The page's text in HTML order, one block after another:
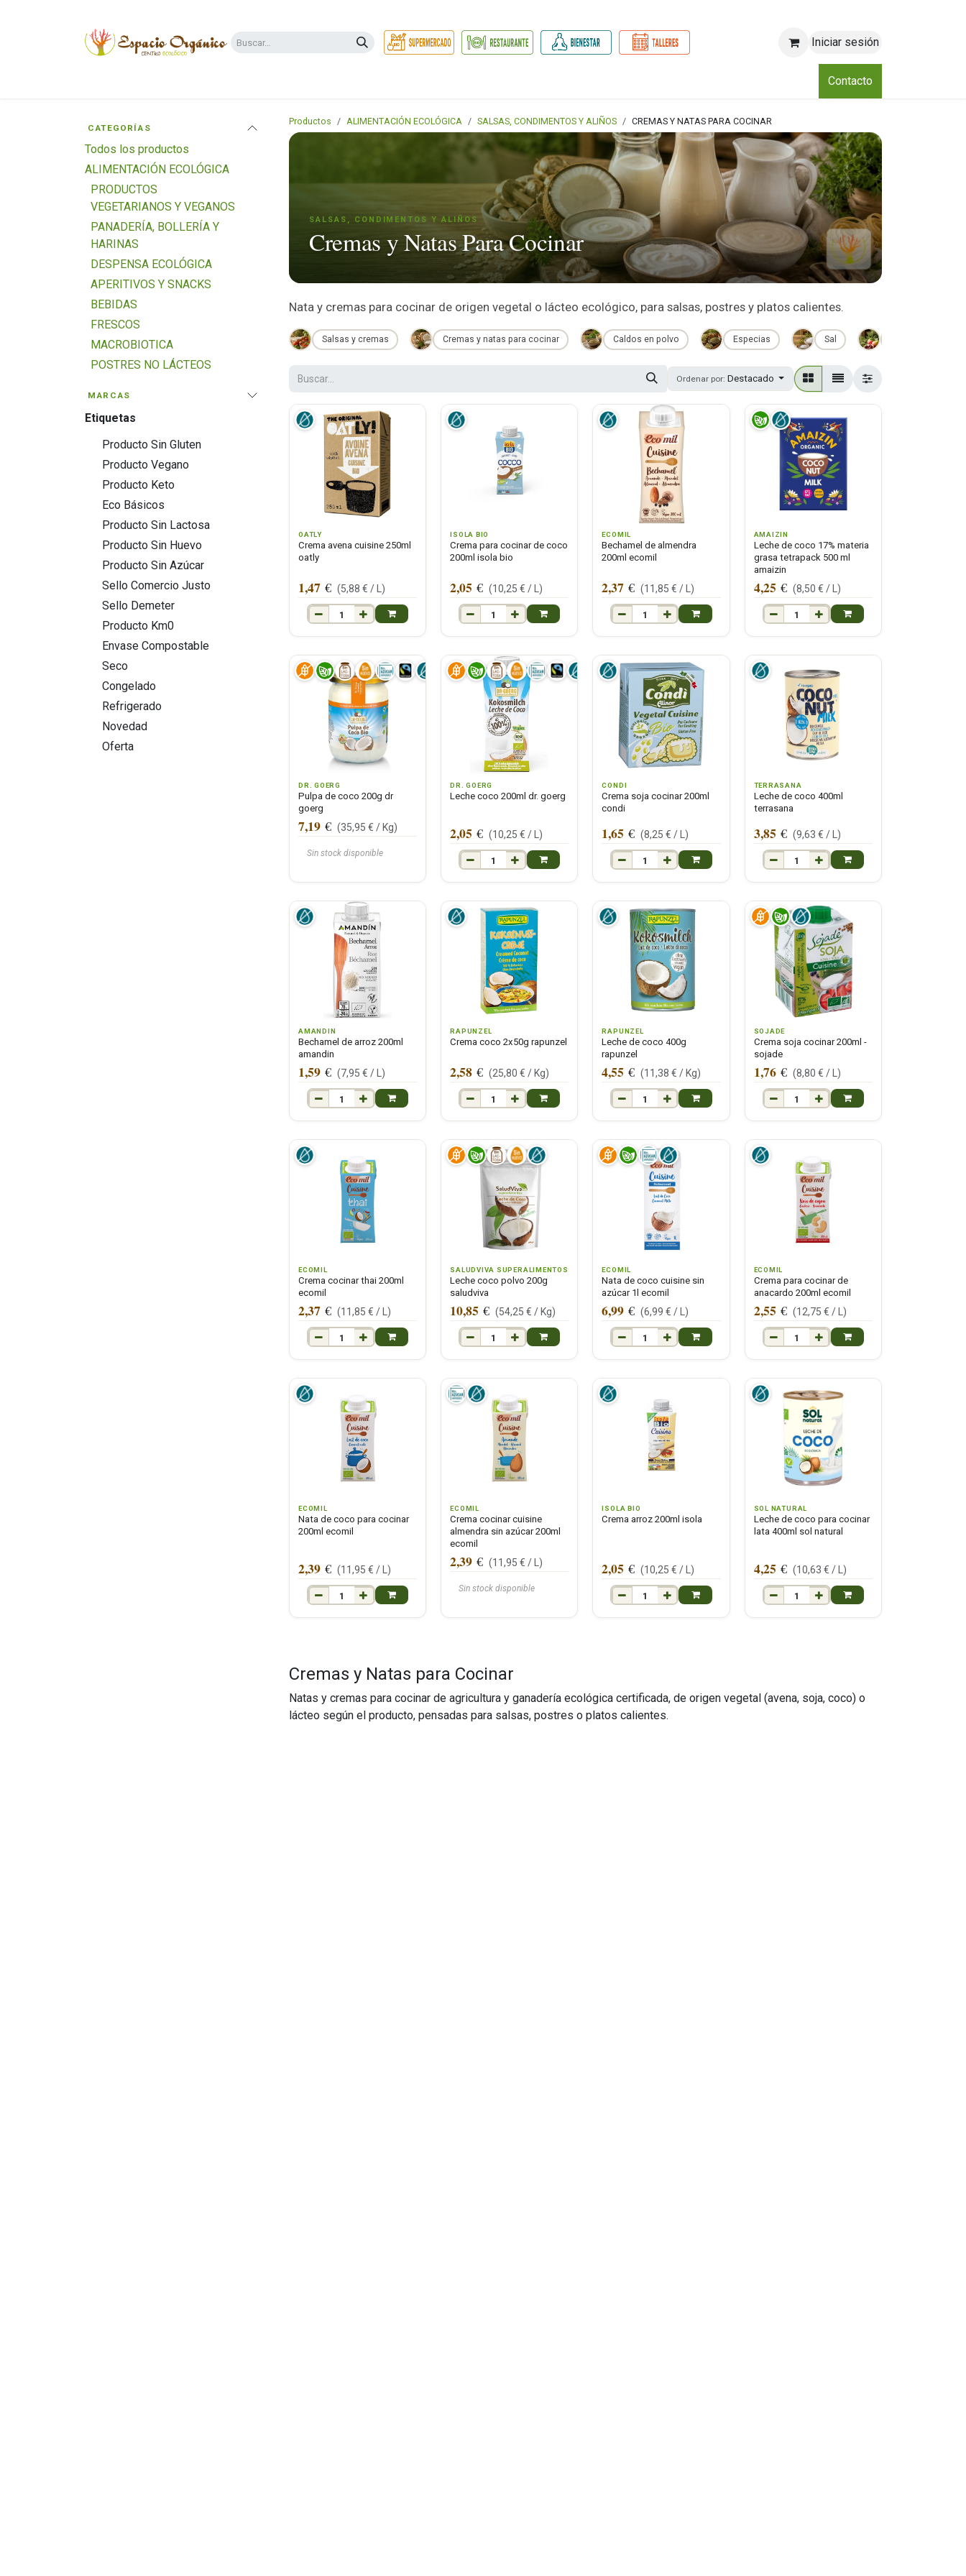
Iniciar sesión
Club
Contacto
CATEGORÍAS
Todos los productos
ALIMENTACIÓN ECOLÓGICA
PRODUCTOS
VEGETARIANOS Y VEGANOS
PANADERÍA, BOLLERÍA Y
HARINAS
DESPENSA ECOLÓGICA
APERITIVOS Y SNACKS
BEBIDAS
FRESCOS
MACROBIOTICA
POSTRES NO LÁCTEOS
ALIÑOS
SALSAS Y CREMAS
CREMAS Y NATAS PARA
COCINAR
CALDOS EN POLVO
ESPECIAS
SAL
VINAGRES
HELADOS Y CONGELADOS
DULCES Y ENDULZANTES
ALIMENTACION INFANTIL
PRODUCTOS DE NAVIDAD
PRODUCTOS DE LIMPIEZA
ECOLOGICOS
HERBOLARIO Y
SUPLEMENTACIÓN
LIBRERÍA Y BAZAR
MARCAS
Etiquetas
Producto Sin Gluten
Producto Vegano
Producto Keto
Eco Básicos
Producto Sin Lactosa
Producto Sin Huevo
Producto Sin Azúcar
Sello Comercio Justo
Sello Demeter
Producto Km0
Envase Compostable
Seco
Congelado
Refrigerado
Novedad
Oferta
Productos ALIMENTACIÓN ECOLÓGICA SALSAS, CONDIMENTOS Y ALIÑOS CREMAS Y NATAS PARA COCINAR
SALSAS, CONDIMENTOS Y ALIÑOS
Cremas y Natas Para Cocinar
Nata y cremas para cocinar de origen vegetal o lácteo ecológico, para salsas, postres y platos calientes.
Salsas y cremas Cremas y natas para cocinar Caldos en polvo Especias Sal
Ordenar por: Destacado
OATLY
Crema avena cuisine 250ml
oatly
1,47 € (5,88 € / )
ISOLA BIO
Crema para cocinar de coco
200ml isola bio
2,05 € (10,25 € / )
ECOMIL
Bechamel de almendra
200ml ecomil
2,37 € (11,85 € / )
AMAIZIN
Leche de coco 17% materia
grasa tetrapack 500 ml
amaizin
4,25€ (8,50 € / )
DR. GOERG
Pulpa de coco 200g dr
goerg
Sin stock disponible
7,19 € (35,95 € / Kg)
DR. GOERG
Leche coco 200ml dr. goerg
2,05 € (10,25 € / )
CONDI
Crema soja cocinar 200ml
condi
1,65 € (8,25 € / )
TERRASANA
Leche de coco 400ml
terrasana
3,85€ (9,63 € / )
AMANDIN
Bechamel de arroz 200ml
amandin
1,59 € (7,95 € / )
RAPUNZEL
Crema coco 2x50g rapunzel
2,58 € (25,80 € / Kg)
RAPUNZEL
Leche de coco 400g
rapunzel
4,55 € (11,38 € / Kg)
SOJADE
Crema soja cocinar 200ml -
sojade
1,76€ (8,80 € / )
ECOMIL
Crema cocinar thai 200ml
ecomil
2,37 € (11,85 € / )
SALUDVIVA SUPERALIMENTOS
Leche coco polvo 200g
saludviva
10,85 € (54,25 € / Kg)
ECOMIL
Nata de coco cuisine sin
azúcar 1l ecomil
6,99 € (6,99 € / )
ECOMIL
Crema para cocinar de
anacardo 200ml ecomil
2,55€ (12,75 € / )
ECOMIL
Nata de coco para cocinar
200ml ecomil
2,39 € (11,95 € / )
ECOMIL
Crema cocinar cuisine
almendra sin azúcar 200ml
ecomil
Sin stock disponible
2,39 € (11,95 € / )
ISOLA BIO
Crema arroz 200ml isola
2,05 € (10,25 € / )
SOL NATURAL
Leche de coco para cocinar
lata 400ml sol natural
4,25€ (10,63 € / )
Cremas y Natas para Cocinar
Natas y cremas para cocinar de agricultura y ganadería ecológica certificada, de origen vegetal (avena, soja, coco) o
lácteo según el producto, pensadas para salsas, postres o platos calientes.